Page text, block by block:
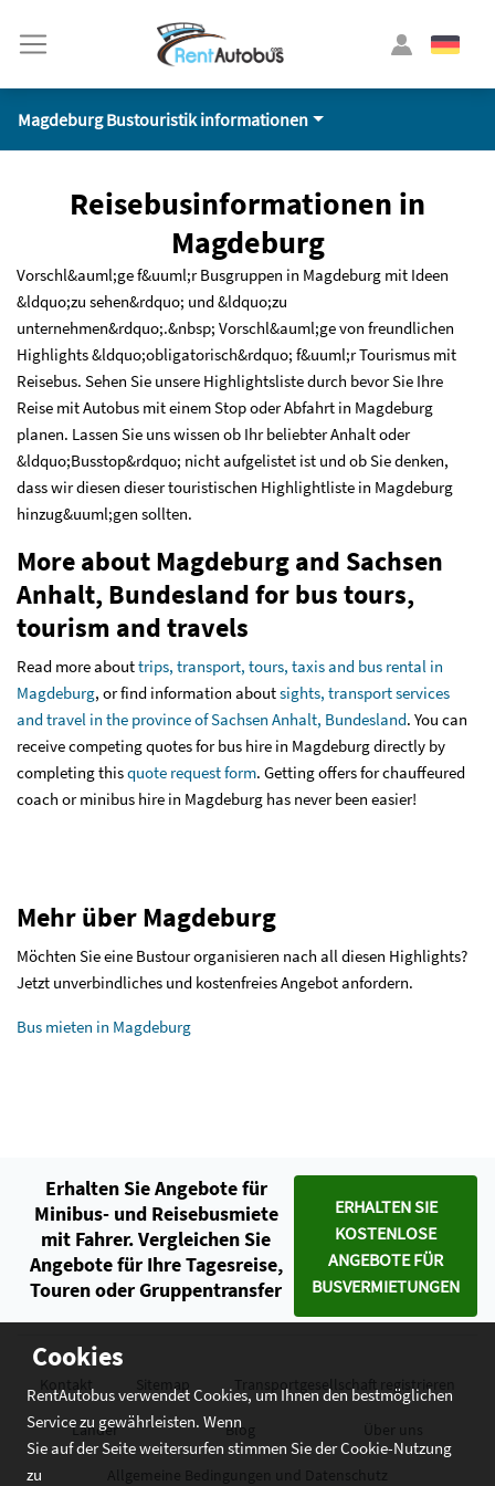
Magdeburg Bustouristik informationen
Cookies
RentAutobus verwendet Cookies, um Ihnen den bestmöglichen
Service zu gewährleisten. Wenn
Sie auf der Seite weitersurfen stimmen Sie der Cookie-Nutzung
zu
Reisebusinformationen in
Magdeburg
Vorschl&auml;ge f&uuml;r Busgruppen in Magdeburg mit Ideen
&ldquo;zu sehen&rdquo; und &ldquo;zu
unternehmen&rdquo;.&nbsp; Vorschl&auml;ge von freundlichen
Highlights &ldquo;obligatorisch&rdquo; f&uuml;r Tourismus mit
Reisebus. Sehen Sie unsere Highlightsliste durch bevor Sie Ihre
Reise mit Autobus mit einem Stop oder Abfahrt in Magdeburg
planen. Lassen Sie uns wissen ob Ihr beliebter Anhalt oder
&ldquo;Busstop&rdquo; nicht aufgelistet ist und ob Sie denken,
dass wir diesen dieser touristischen Highlightliste in Magdeburg
hinzug&uuml;gen sollten.
More about Magdeburg and Sachsen
Anhalt, Bundesland for bus tours,
tourism and travels
Read more abouttrips, transport, tours, taxis and bus rental in
Magdeburg, or find information aboutsights, transport services
and travel in the province of Sachsen Anhalt, Bundesland. You can
receive competing quotes for bus hire in Magdeburg directly by
completing thisquote request form. Getting offers for chauffeured
coach or minibus hire in Magdeburg has never been easier!
Mehr über Magdeburg
Möchten Sie eine Bustour organisieren nach all diesen Highlights?
Jetzt unverbindliches und kostenfreies Angebot anfordern.
Bus mieten in Magdeburg
Erhalten Sie Angebote für
Minibus- und Reisebusmiete
mit Fahrer. Vergleichen Sie
Angebote für Ihre Tagesreise,
Touren oder Gruppentransfer
ERHALTEN SIE
KOSTENLOSE
ANGEBOTE FÜR
BUSVERMIETUNGEN
Kontakt Sitemap Transportgesellschaft registrieren
Länder Blog Über uns
Allgemeine Bedingungen und Datenschutz